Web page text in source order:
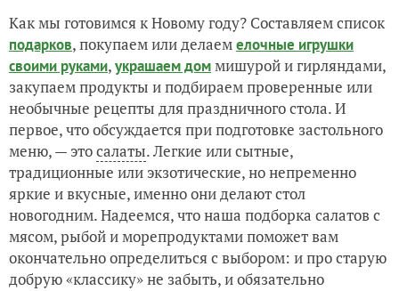
Как мы готовимся к Новому году? Составляем список
подарков, покупаем или делаемелочные игрушки
своими руками,украшаем доммишурой и гирляндами,
закупаем продукты и подбираем проверенные или
необычные рецепты для праздничного стола. И
первое, что обсуждается при подготовке застольного
меню, — этосалаты. Легкие или сытные,
традиционные или экзотические, но непременно
яркие и вкусные, именно они делают стол
новогодним. Надеемся, что наша подборка салатов с
мясом, рыбой и морепродуктами поможет вам
окончательно определиться с выбором: и про старую
добрую «классику» не забыть, и обязательно